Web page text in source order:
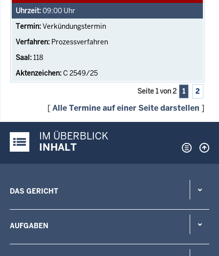
09:00 Uhr
Verkündungstermin
Prozessverfahren
118
C 2549/25
Seite 1 von 2 1 2
[Alle Termine auf einer Seite darstellen ]
Justiz-Portal im Überblick:
IM ÜBERBLICK
INHALT
DAS GERICHT
AUFGABEN